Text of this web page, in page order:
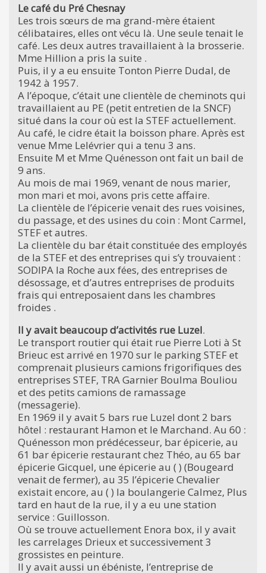
Le café du Pré Chesnay
Les trois sœurs de ma grand-mère étaient
célibataires, elles ont vécu là. Une seule tenait le
café. Les deux autres travaillaient à la brosserie.
Mme Hillion a pris la suite .
Puis, il y a eu ensuite Tonton Pierre Dudal, de
1942 à 1957.
A l’époque, c’était une clientèle de cheminots qui
travaillaient au PE (petit entretien de la SNCF)
situé dans la cour où est la STEF actuellement.
Au café, le cidre était la boisson phare. Après est
venue Mme Lelévrier qui a tenu 3 ans.
Ensuite M et Mme Quénesson ont fait un bail de
9 ans.
Au mois de mai 1969, venant de nous marier,
mon mari et moi, avons pris cette affaire.
La clientèle de l’épicerie venait des rues voisines,
du passage, et des usines du coin : Mont Carmel,
STEF et autres.
La clientèle du bar était constituée des employés
de la STEF et des entreprises qui s’y trouvaient :
SODIPA la Roche aux fées, des entreprises de
désossage, et d’autres entreprises de produits
frais qui entreposaient dans les chambres
froides .
Il y avait beaucoup d’activités rue Luzel.
Le transport routier qui était rue Pierre Loti à St
Brieuc est arrivé en 1970 sur le parking STEF et
comprenait plusieurs camions frigorifiques des
entreprises STEF, TRA Garnier Boulma Bouliou
et des petits camions de ramassage
(messagerie).
En 1969 il y avait 5 bars rue Luzel dont 2 bars
hôtel : restaurant Hamon et le Marchand. Au 60 :
Quénesson mon prédécesseur, bar épicerie, au
61 bar épicerie restaurant chez Théo, au 65 bar
épicerie Gicquel, une épicerie au ( ) (Bougeard
venait de fermer), au 35 l’épicerie Chevalier
existait encore, au ( ) la boulangerie Calmez, Plus
tard en haut de la rue, il y a eu une station
service : Guillosson.
Où se trouve actuellement Enora box, il y avait
les carrelages Drieux et successivement 3
grossistes en peinture.
Il y avait aussi un ébéniste, l’entreprise de